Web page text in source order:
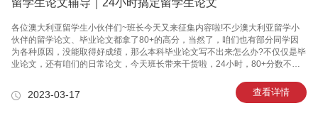
留学生论文辅导｜24小时搞定留学生论文
各位澳大利亚留学生小伙伴们~班长今天又来征集内容啦!不少澳大利亚留学小
伙伴的留学论文、毕业论文都拿了80+的高分，当然了，咱们也有部分同学因
为各种原因，没能取得好成绩，那么本科毕业论文写不出来怎么办?不仅仅是毕
业论文，还有咱们的日常论文，今天班长带来干货啦，24小时，80+分数不在
要来回换主题，不然很容易进入一个恶性循环2 留学论文、毕业论文一定要列
outline，不要先写intro3 写留学论文、毕业论文body部分，结构可以按照：论
2023-03-17 查看详情